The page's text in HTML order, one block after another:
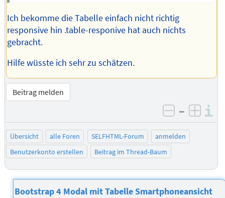
Ich bekomme die Tabelle einfach nicht richtig
responsive hin .table-responive hat auch nichts
gebracht.
Hilfe wüsste ich sehr zu schätzen.
Beitrag melden
negativ
–
Übersicht alle Foren SELFHTML-Forum
anmelden
Benutzerkonto erstellen
Beitrag im Thread-Baum
Bootstrap 4 Modal mit Tabelle Smartphoneansicht